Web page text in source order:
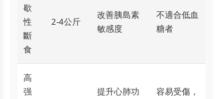
歇
性
斷
食
2-4公斤
改善胰島素
敏感度
不適合低血
糖者
高
强
提升心肺功
容易受傷，